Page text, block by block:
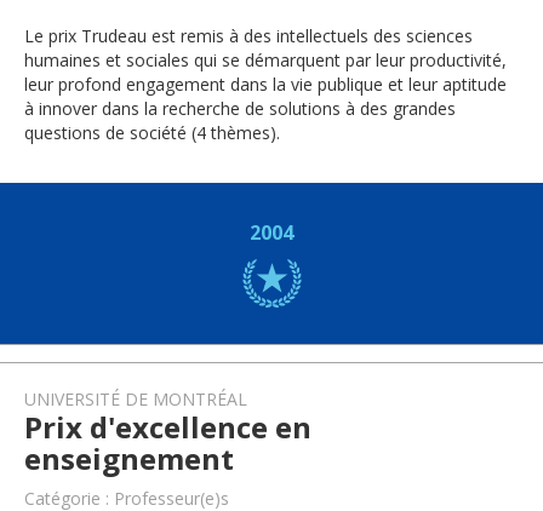
Le prix Trudeau est remis à des intellectuels des sciences
humaines et sociales qui se démarquent par leur productivité,
leur profond engagement dans la vie publique et leur aptitude
à innover dans la recherche de solutions à des grandes
questions de société (4 thèmes).
2004
UNIVERSITÉ DE MONTRÉAL
Prix d'excellence en
enseignement
Catégorie : Professeur(e)s